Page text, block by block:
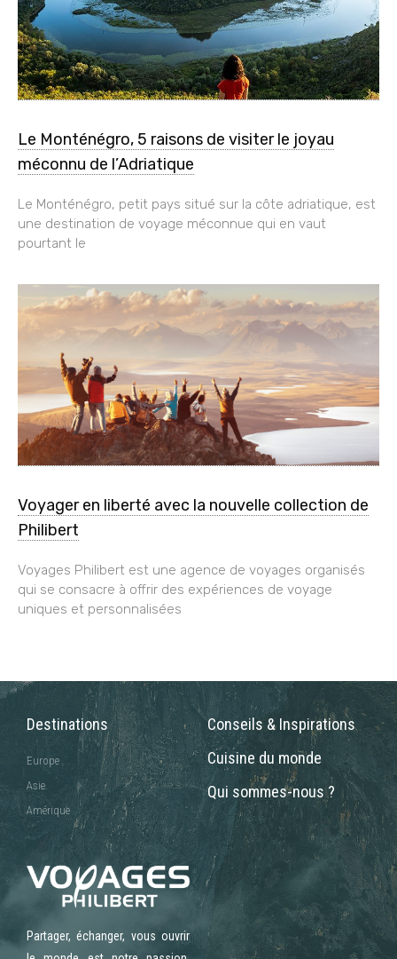
Le Monténégro, 5 raisons de visiter le joyau
méconnu de l’Adriatique
Le Monténégro, petit pays situé sur la côte adriatique, est
une destination de voyage méconnue qui en vaut
pourtant le
Voyager en liberté avec la nouvelle collection de
Philibert
Voyages Philibert est une agence de voyages organisés
qui se consacre à offrir des expériences de voyage
uniques et personnalisées
Destinations
Europe
Asie
Amérique
Conseils & Inspirations
Cuisine du monde
Qui sommes-nous ?
Partager, échanger, vous ouvrir